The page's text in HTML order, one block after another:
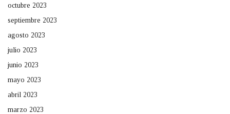
octubre 2023
septiembre 2023
agosto 2023
julio 2023
junio 2023
mayo 2023
abril 2023
marzo 2023